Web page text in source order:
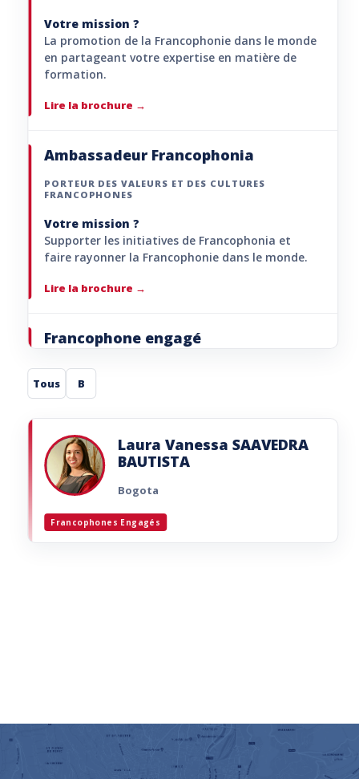
Votre mission ?
La promotion de la Francophonie dans le monde
en partageant votre expertise en matière de
formation.
Lire la brochure
Ambassadeur Francophonia
PORTEUR DES VALEURS ET DES CULTURES
FRANCOPHONES
Votre mission ?
Supporter les initiatives de Francophonia et
faire rayonner la Francophonie dans le monde.
Lire la brochure
Francophone engagé
PORTEUR DE PROJETS
Imaginer et réaliser un projet visant à
promouvoir la Francophonie dans le monde.
Lire la brochure
Tous B
Laura Vanessa SAAVEDRA
BAUTISTA
Bogota
Francophones Engagés